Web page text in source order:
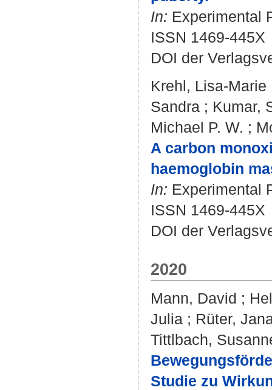
In: Experimental
ISSN 1469-445X
DOI der
Krehl, Lisa-Marie
Sandra ; Kumar,
Michael P. W. ;
A carbon
haemoglobin
In: Experimental
ISSN 1469-445X
DOI der
2020
Mann, David ;
Julia ; Rüter,
Tittlbach,
Studie zu